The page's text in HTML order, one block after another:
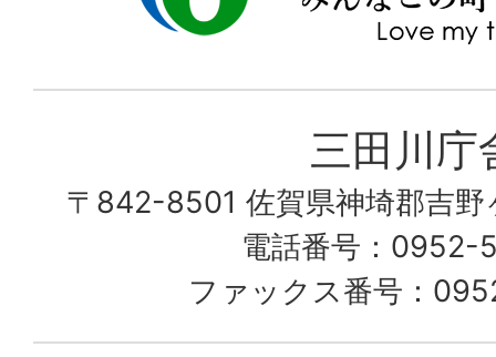
里
な
町
三田川庁
〒842-8501 佐賀県神埼郡吉野
電話番号：0952-
ファックス番号：